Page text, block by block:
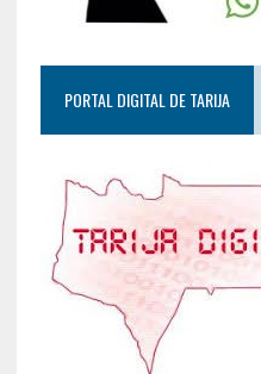
PORTAL DIGITAL DE TARIJA